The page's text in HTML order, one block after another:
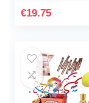
€19.75